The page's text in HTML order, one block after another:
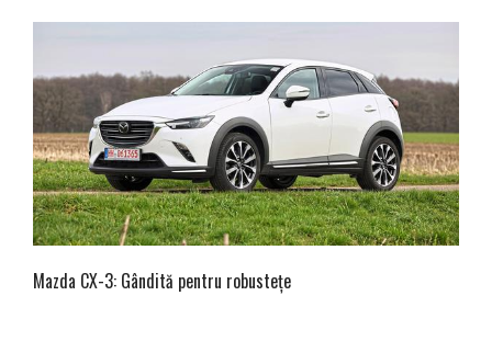
Mazda CX-3: Gândită pentru robustețe